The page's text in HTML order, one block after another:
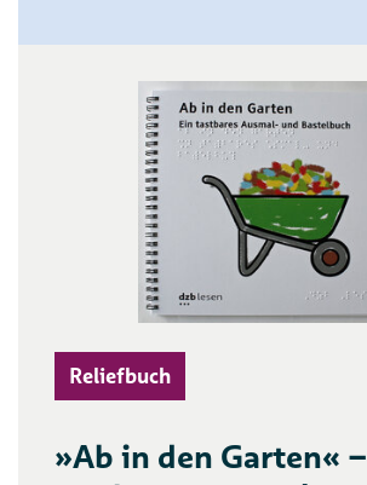
Reliefbuch
»Ab in den Garten«